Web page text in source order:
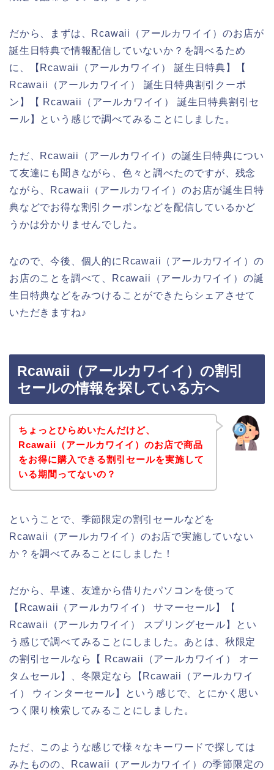
だから、まずは、Rcawaii（アールカワイイ）のお店が
誕生日特典で情報配信していないか？を調べるため
に、【Rcawaii（アールカワイイ） 誕生日特典】【
Rcawaii（アールカワイイ） 誕生日特典割引クーポ
ン】【 Rcawaii（アールカワイイ） 誕生日特典割引セ
ール】という感じで調べてみることにしました。
ただ、Rcawaii（アールカワイイ）の誕生日特典につい
て友達にも聞きながら、色々と調べたのですが、残念
ながら、Rcawaii（アールカワイイ）のお店が誕生日特
典などでお得な割引クーポンなどを配信しているかど
うかは分かりませんでした。
なので、今後、個人的にRcawaii（アールカワイイ）の
お店のことを調べて、Rcawaii（アールカワイイ）の誕
生日特典などをみつけることができたらシェアさせて
いただきますね♪
Rcawaii（アールカワイイ）の割引
セールの情報を探している方へ
ちょっとひらめいたんだけど、
Rcawaii（アールカワイイ）のお店で商品
をお得に購入できる割引セールを実施して
いる期間ってないの？
ということで、季節限定の割引セールなどを
Rcawaii（アールカワイイ）のお店で実施していない
か？を調べてみることにしました！
だから、早速、友達から借りたパソコンを使って
【Rcawaii（アールカワイイ） サマーセール】【
Rcawaii（アールカワイイ） スプリングセール】とい
う感じで調べてみることにしました。あとは、秋限定
の割引セールなら【 Rcawaii（アールカワイイ） オー
タムセール】、冬限定なら【Rcawaii（アールカワイ
イ） ウィンターセール】という感じで、とにかく思い
つく限り検索してみることにしました。
ただ、このような感じで様々なキーワードで探しては
みたものの、Rcawaii（アールカワイイ）の季節限定の